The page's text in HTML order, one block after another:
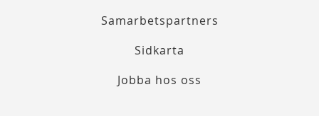
Samarbetspartners
Sidkarta
Jobba hos oss